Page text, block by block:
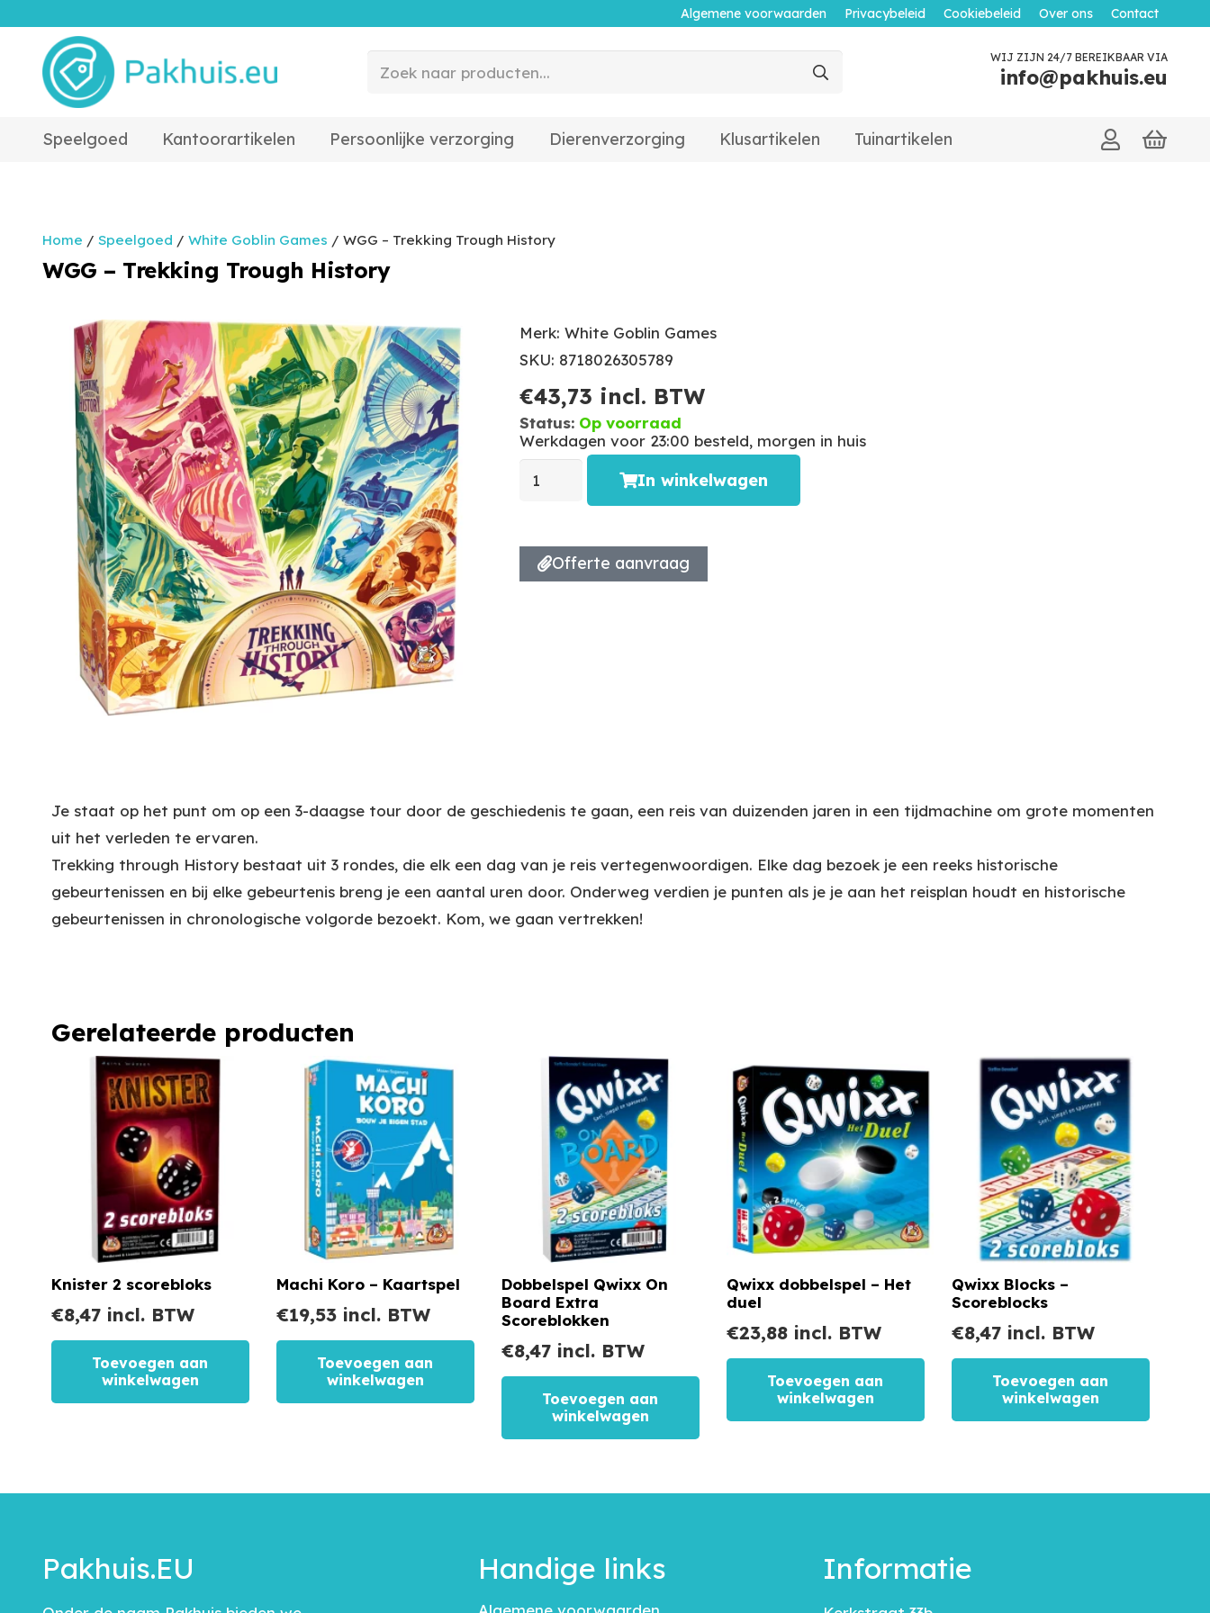
Algemene voorwaarden Privacybeleid Cookiebeleid Over ons Contact
WIJ ZIJN 24/7 BEREIKBAAR VIA
info@pakhuis.eu
Speelgoed Kantoorartikelen Persoonlijke verzorging Dierenverzorging Klusartikelen Tuinartikelen
Home / Speelgoed / White Goblin Games / WGG – Trekking Trough History
WGG – Trekking Trough History
Merk: White Goblin Games
SKU: 8718026305789
€43,73 incl. BTW
Status: Op voorraad
Werkdagen voor 23:00 besteld, morgen in huis
In winkelwagen
Offerte aanvraag
Je staat op het punt om op een 3-daagse tour door de geschiedenis te gaan, een reis van duizenden jaren in een tijdmachine om grote momenten
uit het verleden te ervaren.
Trekking through History bestaat uit 3 rondes, die elk een dag van je reis vertegenwoordigen. Elke dag bezoek je een reeks historische
gebeurtenissen en bij elke gebeurtenis breng je een aantal uren door. Onderweg verdien je punten als je je aan het reisplan houdt en historische
gebeurtenissen in chronologische volgorde bezoekt. Kom, we gaan vertrekken!
Gerelateerde producten
Knister 2 scorebloks
€8,47 incl. BTW
Toevoegen aan
winkelwagen
Machi Koro – Kaartspel
€19,53 incl. BTW
Toevoegen aan
winkelwagen
Dobbelspel Qwixx On
Board Extra
Scoreblokken
€8,47 incl. BTW
Toevoegen aan
winkelwagen
Qwixx dobbelspel – Het
duel
€23,88 incl. BTW
Toevoegen aan
winkelwagen
Qwixx Blocks –
Scoreblocks
€8,47 incl. BTW
Toevoegen aan
winkelwagen
Pakhuis.EU Handige links Informatie